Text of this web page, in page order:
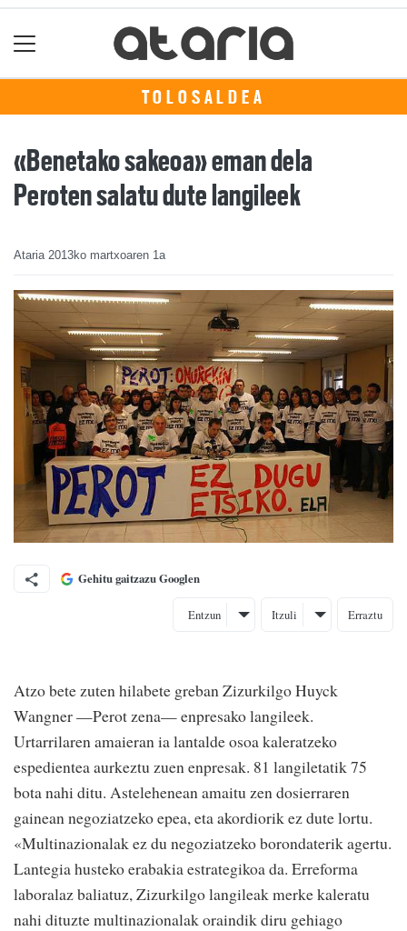
TOLOSALDEA
«Benetako sakeoa» eman dela
Peroten salatu dute langileek
Ataria 2013ko martxoaren 1a
Gehitu gaitzazu Googlen
Entzun Itzuli Erraztu
Atzo bete zuten hilabete greban Zizurkilgo Huyck
Wangner —Perot zena— enpresako langileek.
Urtarrilaren amaieran ia lantalde osoa kaleratzeko
espedientea aurkeztu zuen enpresak. 81 langiletatik 75
bota nahi ditu. Astelehenean amaitu zen dosierraren
gainean negoziatzeko epea, eta akordiorik ez dute lortu.
«Multinazionalak ez du negoziatzeko borondaterik agertu.
Lantegia husteko erabakia estrategikoa da. Erreforma
laboralaz baliatuz, Zizurkilgo langileak merke kaleratu
nahi dituzte multinazionalak oraindik diru gehiago